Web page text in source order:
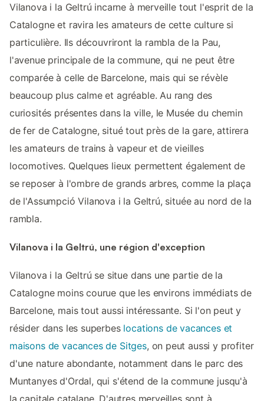
Vilanova i la Geltrú incarne à merveille tout l'esprit de la
Catalogne et ravira les amateurs de cette culture si
particulière. Ils découvriront la rambla de la Pau,
l'avenue principale de la commune, qui ne peut être
comparée à celle de Barcelone, mais qui se révèle
beaucoup plus calme et agréable. Au rang des
curiosités présentes dans la ville, le Musée du chemin
de fer de Catalogne, situé tout près de la gare, attirera
les amateurs de trains à vapeur et de vieilles
locomotives. Quelques lieux permettent également de
se reposer à l'ombre de grands arbres, comme la plaça
de l'Assumpció Vilanova i la Geltrú, située au nord de la
rambla.
Vilanova i la Geltrú, une région d'exception
Vilanova i la Geltrú se situe dans une partie de la
Catalogne moins courue que les environs immédiats de
Barcelone, mais tout aussi intéressante. Si l'on peut y
résider dans les superbes locations de vacances et
maisons de vacances de Sitges, on peut aussi y profiter
d'une nature abondante, notamment dans le parc des
Muntanyes d'Ordal, qui s'étend de la commune jusqu'à